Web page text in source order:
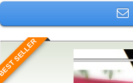
SELLER